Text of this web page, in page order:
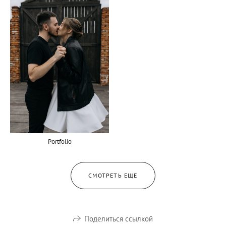
Portfolio
СМОТРЕТЬ ЕЩЕ
Поделиться ссылкой